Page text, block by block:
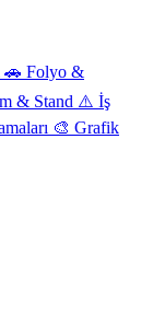
🚗 Folyo &
& Stand ⚠️ İş
🎨 Grafik